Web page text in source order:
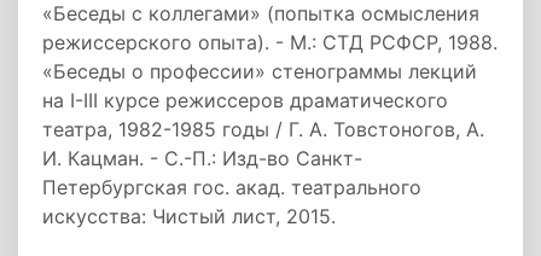
«Беседы с коллегами» (попытка осмысления
режиссерского опыта). - М.: СТД РСФСР, 1988.
«Беседы о профессии» стенограммы лекций
на I-III курсе режиссеров драматического
театра, 1982-1985 годы / Г. А. Товстоногов, А.
И. Кацман. - С.-П.: Изд-во Санкт-
Петербургская гос. акад. театрального
искусства: Чистый лист, 2015.